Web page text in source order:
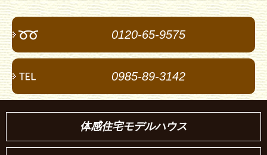
0120-65-9575
0985-89-3142
体感住宅モデルハウス